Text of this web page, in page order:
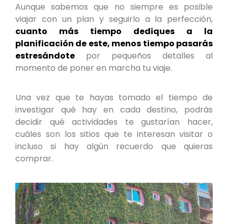
Aunque sabemos que no siempre es posible
viajar con un plan y seguirlo a la perfección,
cuanto más tiempo dediques a la
planificación de este, menos tiempo pasarás
estresándote por pequeños detalles al
momento de poner en marcha tu viaje.
Una vez que te hayas tomado el tiempo de
investigar qué hay en cada destino, podrás
decidir qué actividades te gustarían hacer,
cuáles son los sitios que te interesan visitar o
incluso si hay algún recuerdo que quieras
comprar.